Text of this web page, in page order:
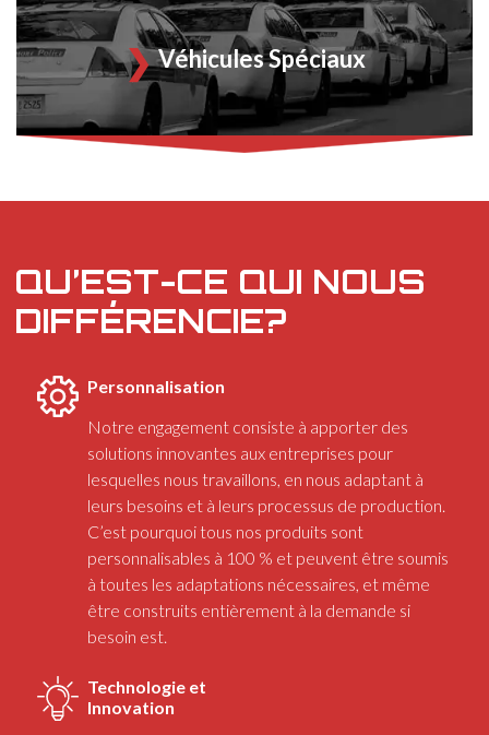
Véhicules Spéciaux
QU’EST-CE QUI NOUS
DIFFÉRENCIE?
Personnalisation
Notre engagement consiste à apporter des
solutions innovantes aux entreprises pour
lesquelles nous travaillons, en nous adaptant à
leurs besoins et à leurs processus de production.
C’est pourquoi tous nos produits sont
personnalisables à 100 % et peuvent être soumis
à toutes les adaptations nécessaires, et même
être construits entièrement à la demande si
besoin est.
Technologie et
Innovation